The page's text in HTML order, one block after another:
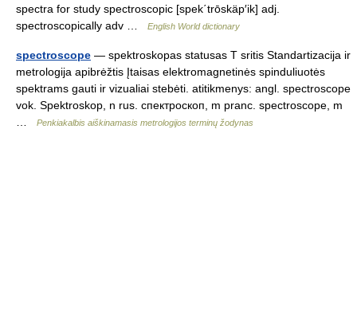
spectra for study spectroscopic [spek΄trōskäp′ik] adj.
spectroscopically adv …
English World dictionary
spectroscope — spektroskopas statusas T sritis Standartizacija ir
metrologija apibrėžtis Įtaisas elektromagnetinės spinduliuotės
spektrams gauti ir vizualiai stebėti. atitikmenys: angl. spectroscope
vok. Spektroskop, n rus. спектроскоп, m pranc. spectroscope, m
…
Penkiakalbis aiškinamasis metrologijos terminų žodynas